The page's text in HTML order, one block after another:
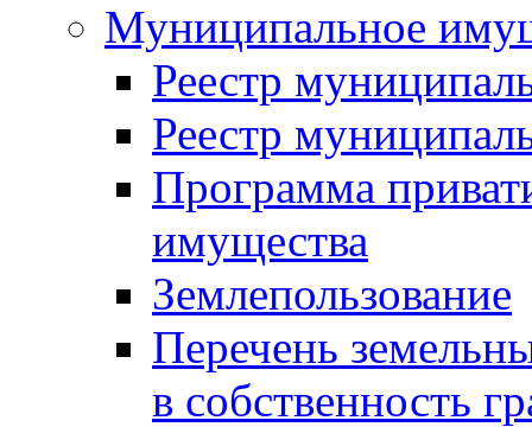
Муниципальное
Реестр
Реестр
Программа
имущества
Землепользование
Перечень
в собственность